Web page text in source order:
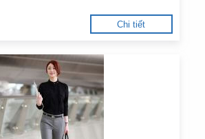
Chi tiết